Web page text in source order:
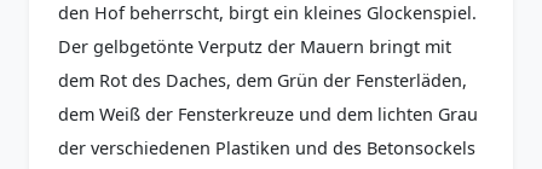
den Hof beherrscht, birgt ein kleines Glockenspiel.
Der gelbgetönte Verputz der Mauern bringt mit
dem Rot des Daches, dem Grün der Fensterläden,
dem Weiß der Fensterkreuze und dem lichten Grau
der verschiedenen Plastiken und des Betonsockels